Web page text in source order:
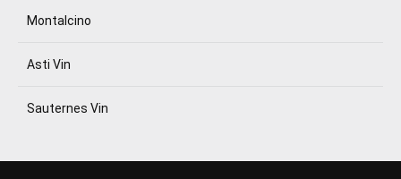
Montalcino
Asti Vin
Sauternes Vin